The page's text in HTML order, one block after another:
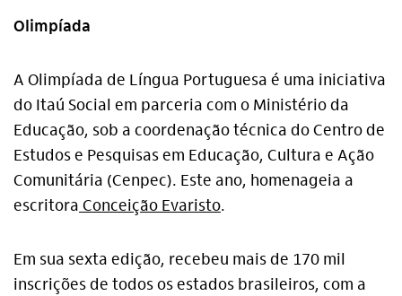
Olimpíada
A Olimpíada de Língua Portuguesa é uma iniciativa
do Itaú Social em parceria com o Ministério da
Educação, sob a coordenação técnica do Centro de
Estudos e Pesquisas em Educação, Cultura e Ação
Comunitária (Cenpec). Este ano, homenageia a
escritora Conceição Evaristo.
Em sua sexta edição, recebeu mais de 170 mil
inscrições de todos os estados brasileiros, com a